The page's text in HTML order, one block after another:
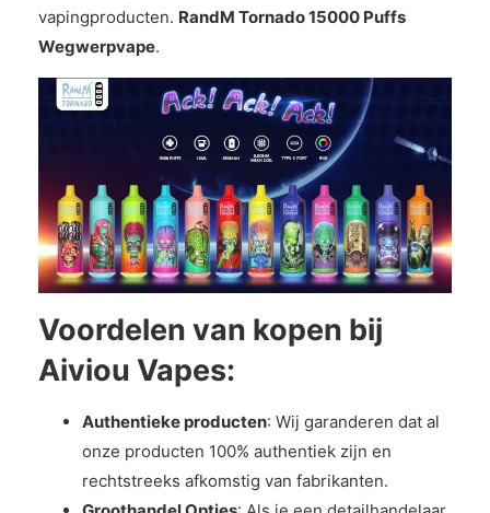
vapingproducten. RandM Tornado 15000 Puffs
Wegwerpvape.
Voordelen van kopen bij
Aiviou Vapes:
Authentieke producten: Wij garanderen dat al
onze producten 100% authentiek zijn en
rechtstreeks afkomstig van fabrikanten.